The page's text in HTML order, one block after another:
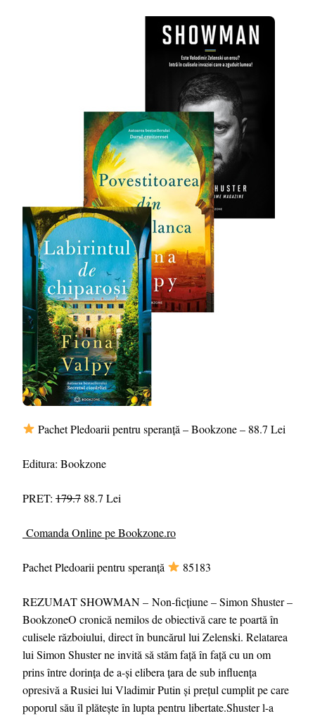
Pachet Pledoarii pentru speranță – Bookzone – 88.7 Lei
Editura: Bookzone
PRET: 179.7 88.7 Lei
Comanda Online pe Bookzone.ro
Pachet Pledoarii pentru speranță 85183
REZUMAT SHOWMAN – Non-ficțiune – Simon Shuster –
BookzoneO cronică nemilos de obiectivă care te poartă în
culisele războiului, direct în buncărul lui Zelenski. Relatarea
lui Simon Shuster ne invită să stăm față în față cu un om
prins între dorința de a-și elibera țara de sub influența
opresivă a Rusiei lui Vladimir Putin și prețul cumplit pe care
poporul său îl plătește în lupta pentru libertate.Shuster l-a